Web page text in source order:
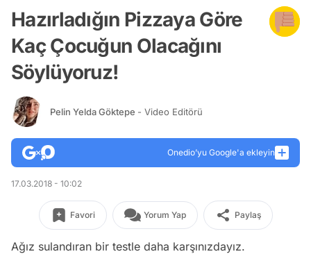
Hazırladığın Pizzaya Göre
Kaç Çocuğun Olacağını
Söylüyoruz!
Pelin Yelda Göktepe - Video Editörü
Onedio’yu Google'a ekleyin
17.03.2018 - 10:02
Favori Yorum Yap Paylaş
Ağız sulandıran bir testle daha karşınızdayız.